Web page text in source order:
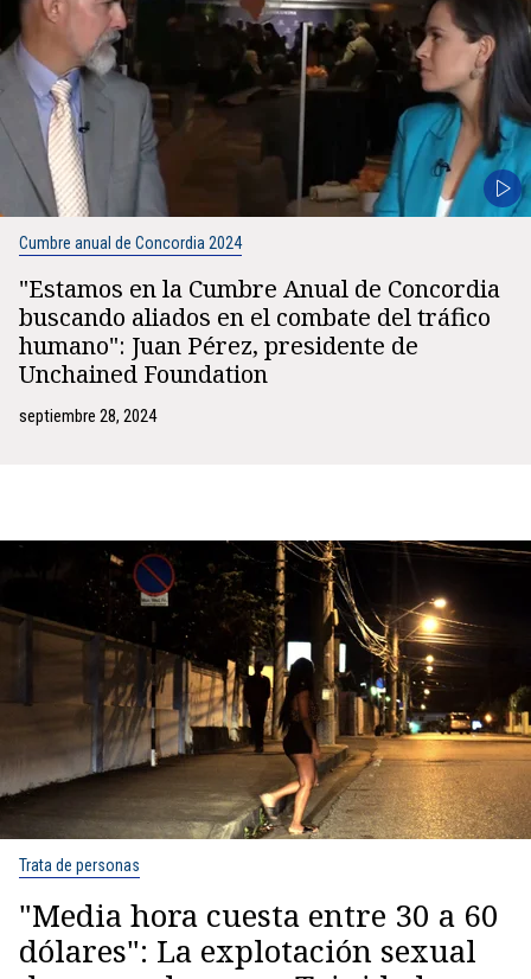
Cumbre anual de Concordia 2024
"Estamos en la Cumbre Anual de Concordia
buscando aliados en el combate del tráfico
humano": Juan Pérez, presidente de
Unchained Foundation
septiembre 28, 2024
Trata de personas
"Media hora cuesta entre 30 a 60
dólares": La explotación sexual